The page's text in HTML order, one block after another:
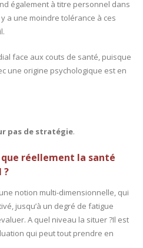
également à titre personnel dans
a une moindre tolérance à ces
face aux couts de santé, puisque
une origine psychologique est en
pas de stratégie.
que réellement la santé
?
notion multi-dimensionnelle, qui
jusqu’à un degré de fatigue
A quel niveau la situer ?Il est
qui peut tout prendre en